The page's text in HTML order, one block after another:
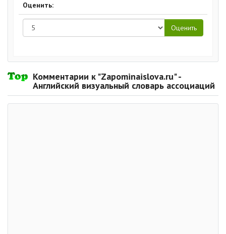
Оценить:
Комментарии к "Zapominaislova.ru" -
Английский визуальный словарь ассоциаций